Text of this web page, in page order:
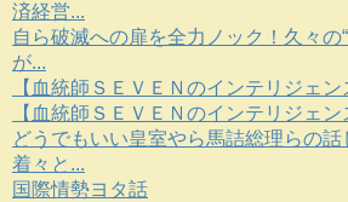
済経営...
自ら破滅への扉を全力ノック！久々の
が...
【血統師ＳＥＶＥＮのインテリジェン
【血統師ＳＥＶＥＮのインテリジェン
どうでもいい皇室やら馬詰総理らの
着々と...
国際情勢ヨタ話